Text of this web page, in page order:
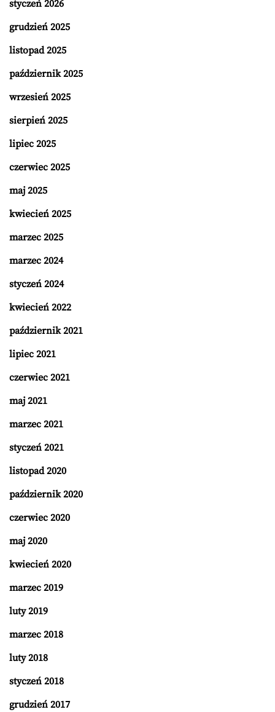
styczeń 2026
grudzień 2025
listopad 2025
październik 2025
wrzesień 2025
sierpień 2025
lipiec 2025
czerwiec 2025
maj 2025
kwiecień 2025
marzec 2025
marzec 2024
styczeń 2024
kwiecień 2022
październik 2021
lipiec 2021
czerwiec 2021
maj 2021
marzec 2021
styczeń 2021
listopad 2020
październik 2020
czerwiec 2020
maj 2020
kwiecień 2020
marzec 2019
luty 2019
marzec 2018
luty 2018
styczeń 2018
grudzień 2017